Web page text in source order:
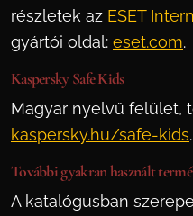
részletek az ESET
gyártói oldal: eset.com.
Kaspersky Safe Kids
Magyar nyelvű felület,
kaspersky.hu/safe-kids.
További gyakran használt
A katalógusban